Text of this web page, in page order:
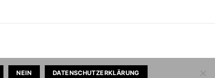
NEIN DATENSCHUTZERKLÄRUNG